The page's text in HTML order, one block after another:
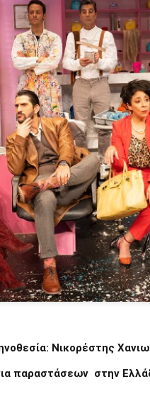
Νικορέστης
παραστάσεων στην
Τα
65/